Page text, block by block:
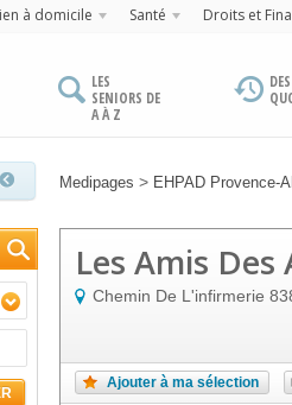
à domicile Santé Droits et
LES
SENIORS DE
A À Z
Medipages > EHPAD Provence-
Les Amis Des
Chemin De L'infirmerie
Ajouter à ma sélection